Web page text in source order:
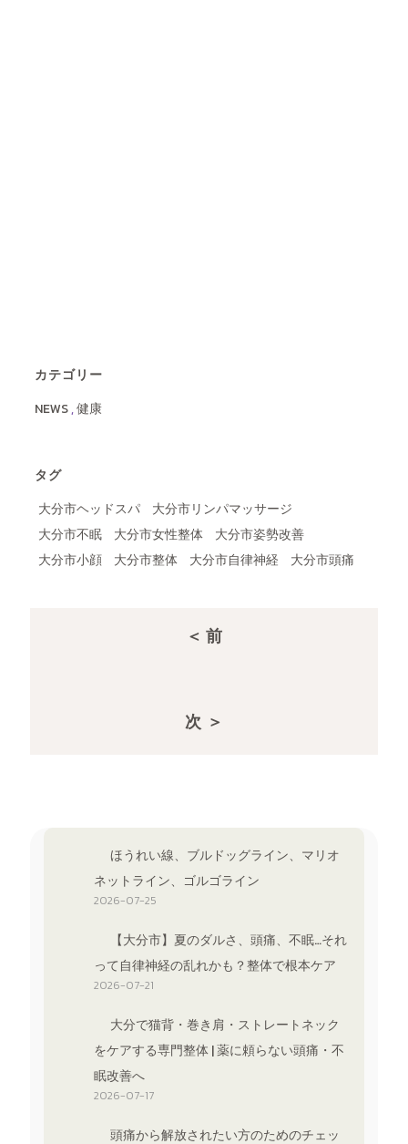
カテゴリー
NEWS,健康
タグ
大分市ヘッドスパ
大分市リンパマッサージ
大分市不眠
大分市女性整体
大分市姿勢改善
大分市小顔
大分市整体 大分市自律神経 大分市頭痛
＜ 前
次 ＞
ほうれい線、ブルドッグライン、マリオ
ネットライン、ゴルゴライン
2026-07-25
【大分市】夏のダルさ、頭痛、不眠…それ
って自律神経の乱れかも？整体で根本ケア
2026-07-21
大分で猫背・巻き肩・ストレートネック
をケアする専門整体 | 薬に頼らない頭痛・不
眠改善へ
2026-07-17
頭痛から解放されたい方のためのチェッ